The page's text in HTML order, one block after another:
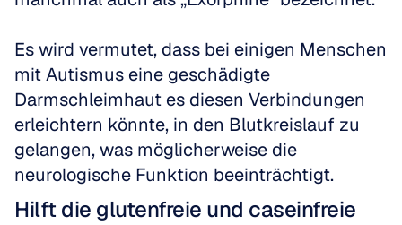
Es wird vermutet, dass bei einigen Menschen
mit Autismus eine geschädigte
Darmschleimhaut es diesen Verbindungen
erleichtern könnte, in den Blutkreislauf zu
gelangen, was möglicherweise die
neurologische Funktion beeinträchtigt.
Hilft die glutenfreie und caseinfreie